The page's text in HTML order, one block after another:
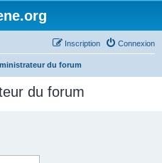
Connexion
Inscription
du forum
du forum